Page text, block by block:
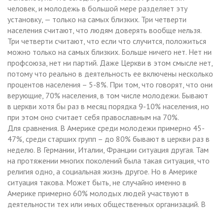
человек, и молодежь в большой мере разделяет эту
установку, — только на самых близких. Три четверти
населения считают, что людям доверять вообще нельзя.
Три четверти считают, что если что случится, положиться
можно только на самых близких. Больше ничего нет. Нет ни
профсоюза, нет ни партий. Даже Церкви в этом смысле нет,
потому что реально в деятельность ее включены несколько
процентов населения – 5-8%. При том, что говорят, что они
верующие, 70% населения, в том числе молодежи. Бывают
в церкви хотя бы раз в месяц порядка 9-10% населения, но
при этом оно считает себя православным на 70%.
Для сравнения. В Америке среди молодежи примерно 45-
47%, среди старших групп – до 80% бывают в церкви раз в
неделю. В Германии, Италии, Франции ситуация другая. Там
на протяжении многих поколений была такая ситуация, что
религия одно, а социальная жизнь другое. Но в Америке
ситуация такова. Может быть, не случайно именно в
Америке примерно 60% молодых людей участвуют в
деятельности тех или иных общественных организаций. В